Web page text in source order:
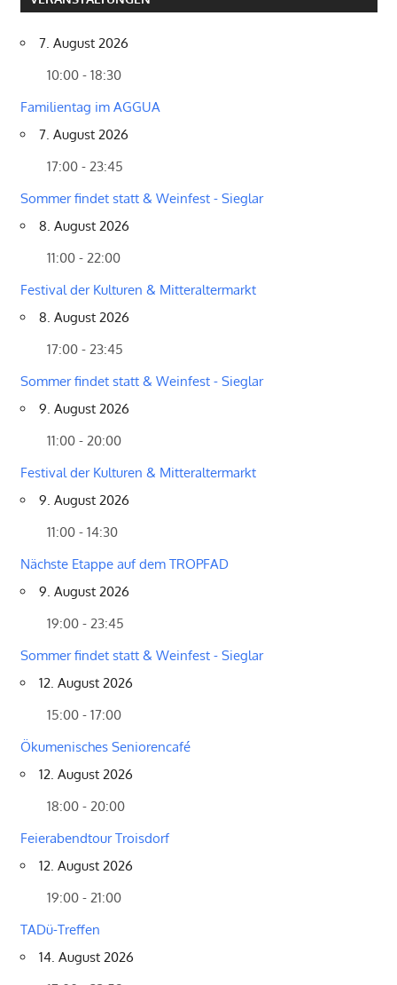
7. August 2026
10:00 - 18:30
Familientag im AGGUA
7. August 2026
17:00 - 23:45
Sommer findet statt & Weinfest - Sieglar
8. August 2026
11:00 - 22:00
Festival der Kulturen & Mitteraltermarkt
8. August 2026
17:00 - 23:45
Sommer findet statt & Weinfest - Sieglar
9. August 2026
11:00 - 20:00
Festival der Kulturen & Mitteraltermarkt
9. August 2026
11:00 - 14:30
Nächste Etappe auf dem TROPFAD
9. August 2026
19:00 - 23:45
Sommer findet statt & Weinfest - Sieglar
12. August 2026
15:00 - 17:00
Ökumenisches Seniorencafé
12. August 2026
18:00 - 20:00
Feierabendtour Troisdorf
12. August 2026
19:00 - 21:00
TADü-Treffen
14. August 2026